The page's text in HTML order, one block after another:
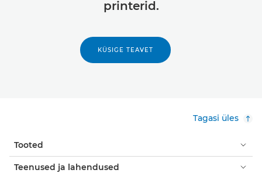
printerid.
KÜSIGE TEAVET
Tagasi üles
Tooted
Teenused ja lahendused